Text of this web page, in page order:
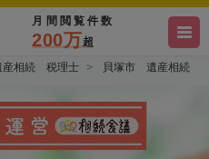
月間閲覧件数
200万超
相続 税理士 貝塚市 遺産相続